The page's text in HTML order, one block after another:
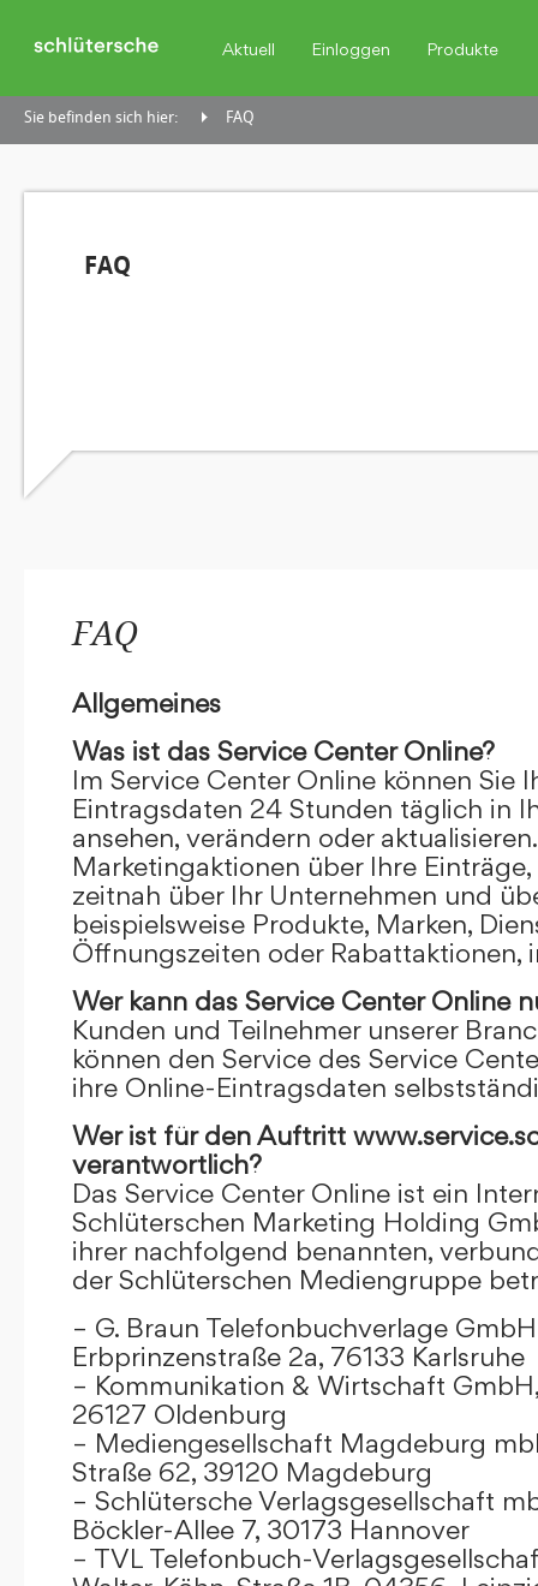
Aktuell Einloggen Produkte
Sie befinden sich hier: FAQ
FAQ
FAQ
Allgemeines
Was ist das Service Center Online?
Im Service Center Online können Sie
Eintragsdaten 24 Stunden täglich in
ansehen, verändern oder
Marketingaktionen über Ihre
zeitnah über Ihr Unternehmen und
beispielsweise Produkte, Marken,
Öffnungszeiten oder Rabattaktionen,
Wer kann das Service Center Online
Kunden und Teilnehmer unserer
können den Service des Service
ihre Online-Eintragsdaten
Wer ist für den Auftritt
verantwortlich?
Das Service Center Online ist ein
Schlüterschen Marketing Holding
ihrer nachfolgend benannten,
der Schlüterschen Mediengruppe
– G. Braun Telefonbuchverlage GmbH
Erbprinzenstraße 2a, 76133 Karlsruhe
– Kommunikation & Wirtschaft
26127 Oldenburg
– Mediengesellschaft Magdeburg
Straße 62, 39120 Magdeburg
– Schlütersche Verlagsgesellschaft
Böckler-Allee 7, 30173 Hannover
– TVL Telefonbuch-